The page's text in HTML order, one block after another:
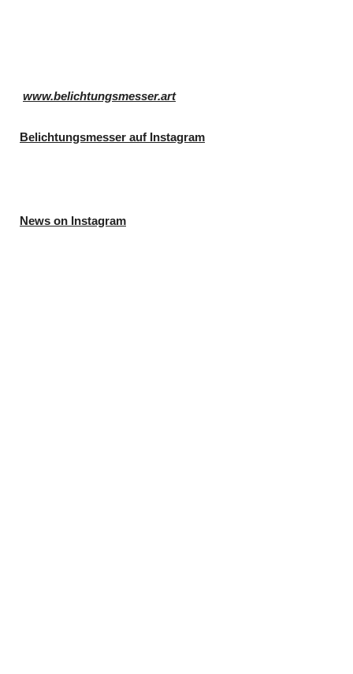
www.belichtungsmesser.art
Belichtungsmesser auf Instagram
News on Instagram